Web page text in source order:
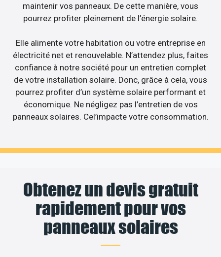
maintenir vos panneaux. De cette manière, vous
pourrez profiter pleinement de l’énergie solaire.
Elle alimente votre habitation ou votre entreprise en
électricité net et renouvelable. N’attendez plus, faites
confiance à notre société pour un entretien complet
de votre installation solaire. Donc, grâce à cela, vous
pourrez profiter d’un système solaire performant et
économique. Ne négligez pas l’entretien de vos
panneaux solaires. Cel’impacte votre consommation.
Obtenez un devis gratuit
rapidement pour vos
panneaux solaires